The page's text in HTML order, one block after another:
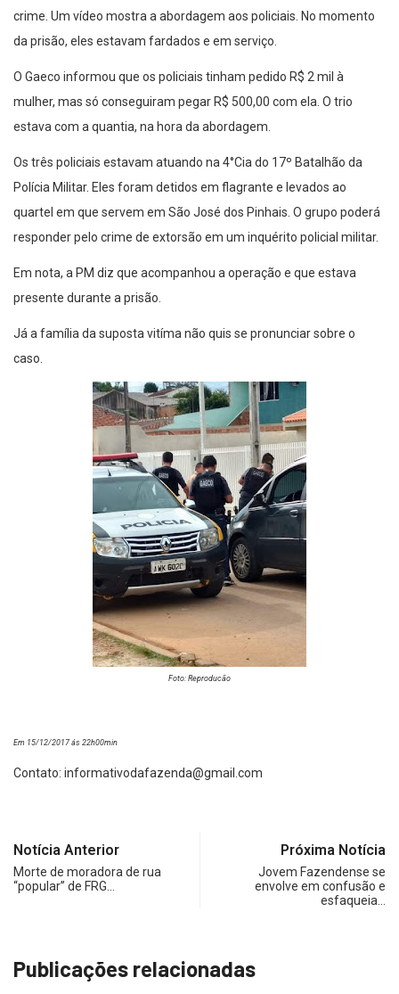
crime. Um vídeo mostra a abordagem aos policiais. No momento
da prisão, eles estavam fardados e em serviço.
O Gaeco informou que os policiais tinham pedido R$ 2 mil à
mulher, mas só conseguiram pegar R$ 500,00 com ela. O trio
estava com a quantia, na hora da abordagem.
Os três policiais estavam atuando na 4°Cia do 17º Batalhão da
Polícia Militar. Eles foram detidos em flagrante e levados ao
quartel em que servem em São José dos Pinhais. O grupo poderá
responder pelo crime de extorsão em um inquérito policial militar.
Em nota, a PM diz que acompanhou a operação e que estava
presente durante a prisão.
Já a família da suposta vitíma não quis se pronunciar sobre o
caso.
Foto: Reproducão
Em 15/12/2017 ás 22h00min
Contato: informativodafazenda@gmail.com
Notícia Anterior
Morte de moradora de rua
“popular” de FRG…
Próxima Notícia
Jovem Fazendense se
envolve em confusão e
esfaqueia…
Publicações relacionadas